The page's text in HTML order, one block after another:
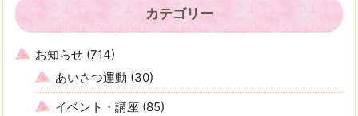
カテゴリー
お知らせ (714)
あいさつ運動 (30)
イベント・講座 (85)